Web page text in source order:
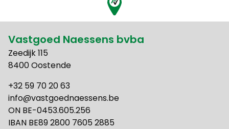
Vastgoed Naessens bvba
Zeedijk 115
8400 Oostende
+32 59 70 20 63
info@vastgoednaessens.be
ON BE-0453.605.256
IBAN BE89 2800 7605 2885